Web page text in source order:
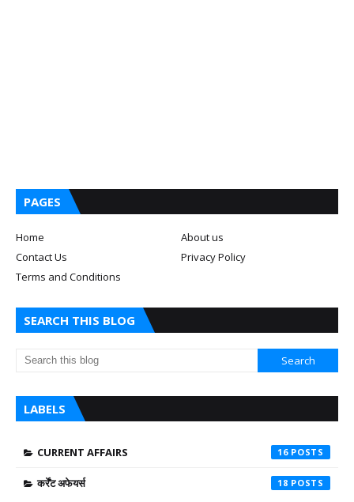
PAGES
Home
About us
Contact Us
Privacy Policy
Terms and Conditions
SEARCH THIS BLOG
LABELS
CURRENT AFFAIRS 16
कर्रेंट अफेयर्स 18